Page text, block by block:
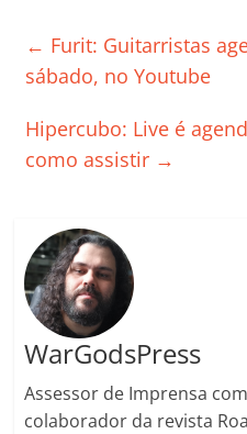
e
b
o
k
er l s
A
p
← Furit: Guitarristas
sábado, no Youtube
Hipercubo: Live é
como assistir →
WarGodsPress
Assessor de Imprensa
colaborador da revista